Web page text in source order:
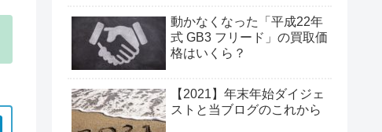
動かなくなった「平成22年
式 GB3 フリード」の買取価
格はいくら？
【2021】年末年始ダイジェ
ストと当ブログのこれから